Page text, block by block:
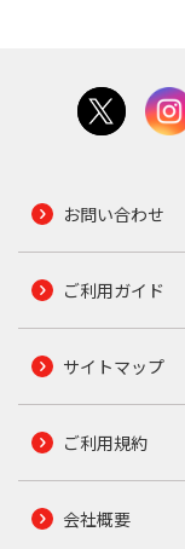
お問い合わせ
ご利用ガイド
サイトマップ
ご利用規約
会社概要